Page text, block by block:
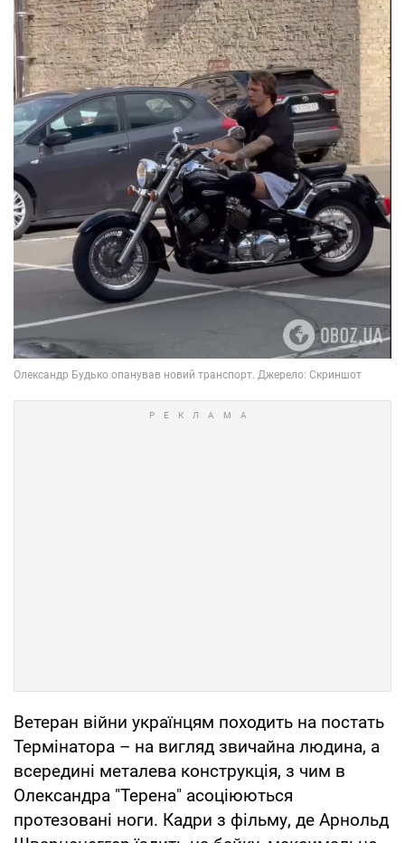
Ветеран війни українцям походить на постать
Термінатора – на вигляд звичайна людина, а
всередині металева конструкція, з чим в
Олександра "Терена" асоціюються
протезовані ноги. Кадри з фільму, де Арнольд